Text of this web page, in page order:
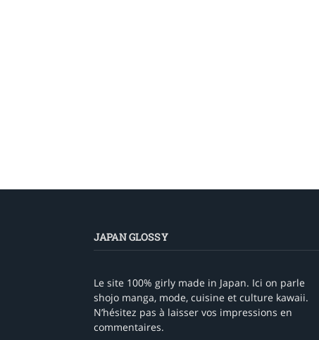
JAPAN GLOSSY
Le site 100% girly made in Japan. Ici on parle
shojo manga, mode, cuisine et culture kawaii.
N’hésitez pas à laisser vos impressions en
commentaires.